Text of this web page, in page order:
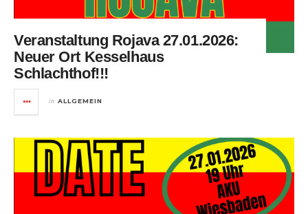
Veranstaltung Rojava 27.01.2026:
Neuer Ort Kesselhaus
Schlachthof!!!
in ALLGEMEIN